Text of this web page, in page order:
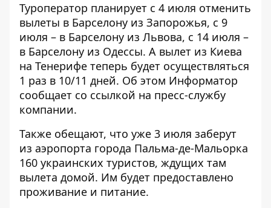
Туроператор планирует с 4 июля отменить
вылеты в Барселону из Запорожья, с 9
июля – в Барселону из Львова, с 14 июля –
в Барселону из Одессы. А вылет из Киева
на Тенерифе теперь будет осуществляться
1 раз в 10/11 дней. Об этом Информатор
сообщает со ссылкой на пресс-службу
компании.
Также обещают, что уже 3 июля заберут
из аэропорта города Пальма-де-Мальорка
160 украинских туристов, ждущих там
вылета домой. Им будет предоставлено
проживание и питание.